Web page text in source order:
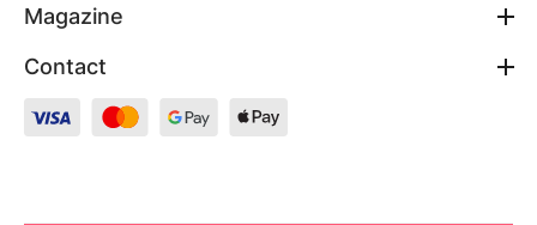
Magazine
Contact